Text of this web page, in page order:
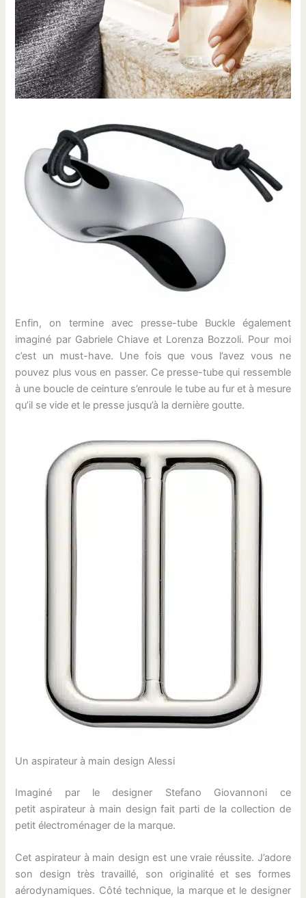
Enfin, on termine avec presse-tube Buckle également
imaginé par Gabriele Chiave et Lorenza Bozzoli. Pour moi
c’est un must-have. Une fois que vous l’avez vous ne
pouvez plus vous en passer. Ce presse-tube qui ressemble
à une boucle de ceinture s’enroule le tube au fur et à mesure
qu’il se vide et le presse jusqu’à la dernière goutte.
Un aspirateur à main design Alessi
Imaginé par le designer Stefano Giovannoni ce
petit aspirateur à main design fait parti de la collection de
petit électroménager de la marque.
Cet aspirateur à main design est une vraie réussite. J’adore
son design très travaillé, son originalité et ses formes
aérodynamiques. Côté technique, la marque et le designer